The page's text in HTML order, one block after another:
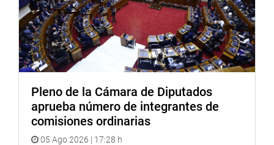
Pleno de la Cámara de Diputados
aprueba número de integrantes de
comisiones ordinarias
05 Ago 2026 | 17:28 h